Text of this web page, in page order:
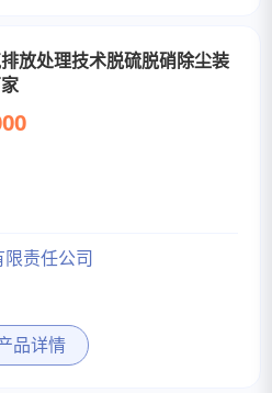
放处理技术脱硫脱硝除尘装
责任公司
品详情